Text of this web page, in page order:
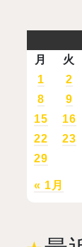
学校情報
オープン
月
火
« 1月
1 2
8
9
15
16
22
23
29